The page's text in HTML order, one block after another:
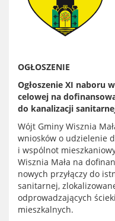
OGŁOSZENIE
Ogłoszenie XI naboru
celowej na
do kanalizacji
Wójt Gminy Wisznia
wniosków o udzielenie
i wspólnot
Wisznia Mała na
nowych przyłączy do
sanitarnej,
odprowadzających
mieszkalnych.